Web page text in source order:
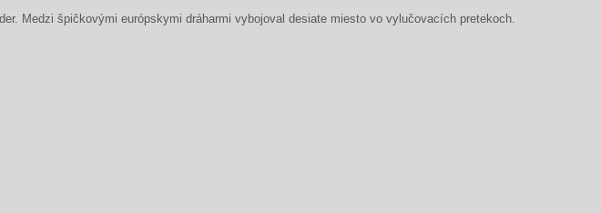
Medzi špičkovými európskymi dráharmi vybojoval desiate miesto vo vylučovacích pretekoch.